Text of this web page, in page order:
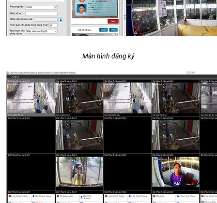
Màn hình đăng ký